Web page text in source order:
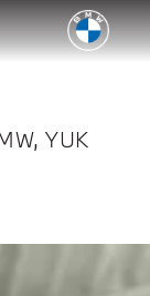
YUK